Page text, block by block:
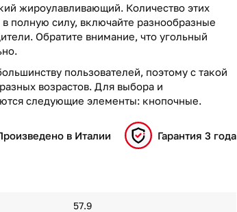
жироулавливающий. Количество этих
полную силу, включайте разнообразные
Обратите внимание, что угольный
пользователей, поэтому с такой
возрастов. Для выбора и
следующие элементы: кнопочные.
в Италии Гарантия 3 года
57.9